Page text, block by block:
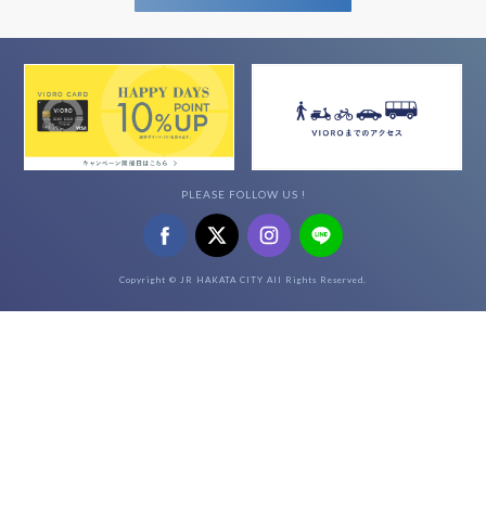
PLEASE FOLLOW US !
Copyright © JR HAKATA CITY All Rights Reserved.